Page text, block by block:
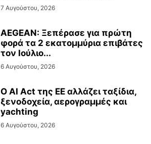
7 Αυγούστου, 2026
AEGEAN: Ξεπέρασε για πρώτη
φορά τα 2 εκατομμύρια επιβάτες
τον Ιούλιο...
6 Αυγούστου, 2026
Ο AI Act της ΕΕ αλλάζει ταξίδια,
ξενοδοχεία, αερογραμμές και
yachting
6 Αυγούστου, 2026